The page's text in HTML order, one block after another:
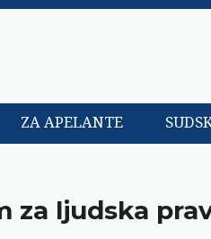
ZA APELANTE
za ljudska